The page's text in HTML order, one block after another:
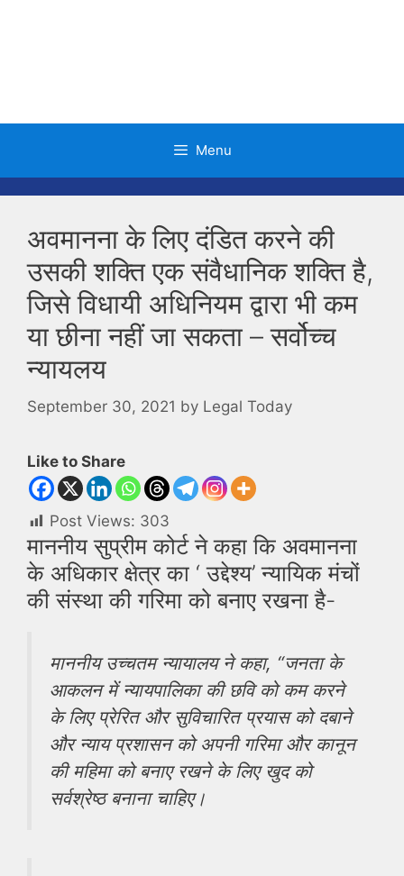
Menu
अवमानना ​​के लिए दंडित करने की
उसकी शक्ति एक संवैधानिक शक्ति है,
जिसे विधायी अधिनियम द्वारा भी कम
या छीना नहीं जा सकता – सर्वोच्च
न्यायलय
September 30, 2021 by Legal Today
Like to Share
Post Views: 303
माननीय सुप्रीम कोर्ट ने कहा कि अवमानना ​​
के अधिकार क्षेत्र का ‘ उद्देश्य’ न्यायिक मंचों
की संस्था की गरिमा को बनाए रखना है-
माननीय उच्चतम न्यायालय ने कहा, “जनता के
आकलन में न्यायपालिका की छवि को कम करने
के लिए प्रेरित और सुविचारित प्रयास को दबाने
और न्याय प्रशासन को अपनी गरिमा और कानून
की महिमा को बनाए रखने के लिए खुद को
सर्वश्रेष्ठ बनाना चाहिए।